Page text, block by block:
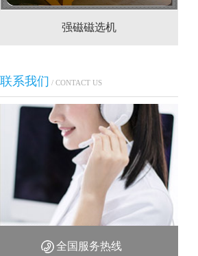
强磁磁选机
联系我们 / CONTACT US
全国服务热线